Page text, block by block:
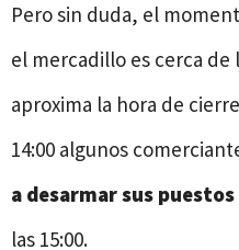
Pero sin duda, el
el mercadillo es cerca de
aproxima la hora de
14:00 algunos
a desarmar sus puestos
las 15:00.